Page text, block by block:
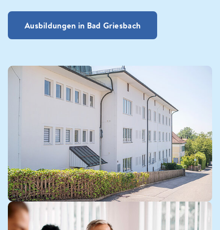
Ausbildungen in Bad Griesbach